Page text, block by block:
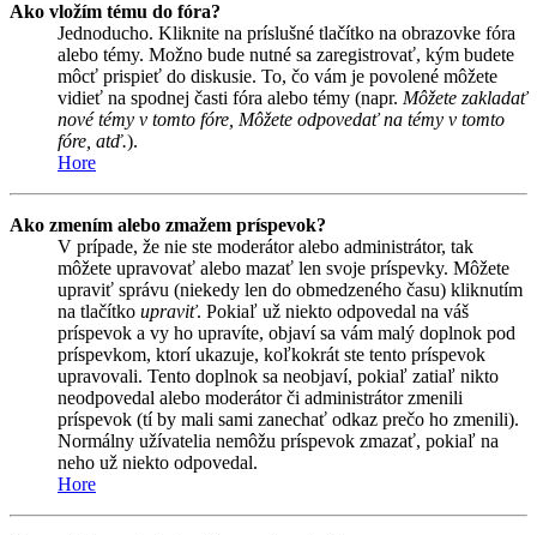
Ako vložím tému do fóra?
Jednoducho. Kliknite na príslušné tlačítko na obrazovke fóra
alebo témy. Možno bude nutné sa zaregistrovať, kým budete
môcť prispieť do diskusie. To, čo vám je povolené môžete
vidieť na spodnej časti fóra alebo témy (napr. Môžete zakladať
nové témy v tomto fóre, Môžete odpovedať na témy v tomto
fóre, atď.).
Hore
Ako zmením alebo zmažem príspevok?
V prípade, že nie ste moderátor alebo administrátor, tak
môžete upravovať alebo mazať len svoje príspevky. Môžete
upraviť správu (niekedy len do obmedzeného času) kliknutím
na tlačítko upraviť. Pokiaľ už niekto odpovedal na váš
príspevok a vy ho upravíte, objaví sa vám malý doplnok pod
príspevkom, ktorí ukazuje, koľkokrát ste tento príspevok
upravovali. Tento doplnok sa neobjaví, pokiaľ zatiaľ nikto
neodpovedal alebo moderátor či administrátor zmenili
príspevok (tí by mali sami zanechať odkaz prečo ho zmenili).
Normálny užívatelia nemôžu príspevok zmazať, pokiaľ na
neho už niekto odpovedal.
Hore